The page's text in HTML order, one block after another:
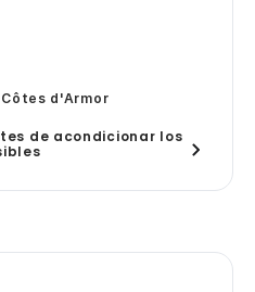
d'Armor
de acondicionar los